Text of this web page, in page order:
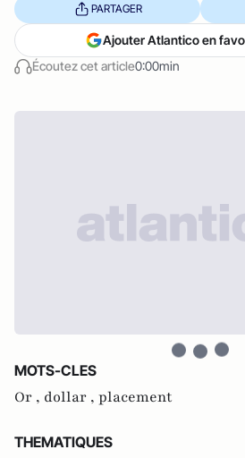
Écoutez cet article0:00min
PARTAGER
Ajouter Atlantico en
MOTS-CLES
Or , dollar , placement
THEMATIQUES